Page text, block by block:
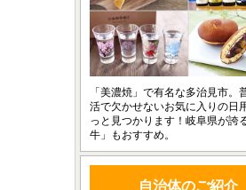
「美濃焼」で有名な多治見市。
活で欠かせないお気に入りの日
っと見つかります！岐阜県が誇
牛」もおすすめ。
自治体のご紹介